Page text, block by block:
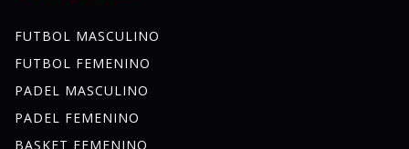
FUTBOL MASCULINO
FUTBOL FEMENINO
PADEL MASCULINO
PADEL FEMENINO
BASKET FEMENINO